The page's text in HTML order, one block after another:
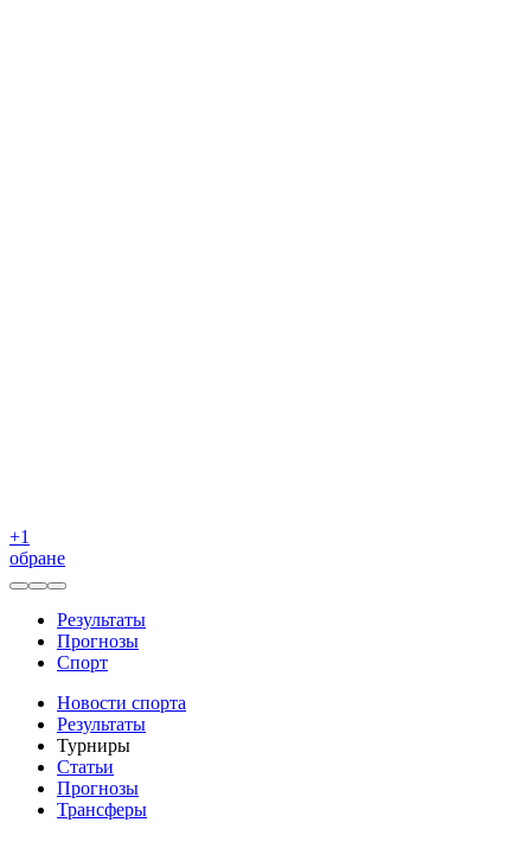
+1
обране
Результаты
Прогнозы
Спорт
Новости спорта
Результаты
Турниры
Статьи
Прогнозы
Трансферы